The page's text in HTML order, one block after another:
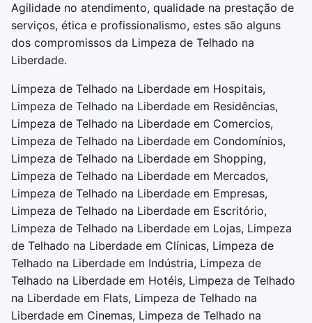
Agilidade no atendimento, qualidade na prestação de
serviços, ética e profissionalismo, estes são alguns
dos compromissos da Limpeza de Telhado na
Liberdade.
Limpeza de Telhado na Liberdade em Hospitais,
Limpeza de Telhado na Liberdade em Residências,
Limpeza de Telhado na Liberdade em Comercios,
Limpeza de Telhado na Liberdade em Condomínios,
Limpeza de Telhado na Liberdade em Shopping,
Limpeza de Telhado na Liberdade em Mercados,
Limpeza de Telhado na Liberdade em Empresas,
Limpeza de Telhado na Liberdade em Escritório,
Limpeza de Telhado na Liberdade em Lojas, Limpeza
de Telhado na Liberdade em Clínicas, Limpeza de
Telhado na Liberdade em Indústria, Limpeza de
Telhado na Liberdade em Hotéis, Limpeza de Telhado
na Liberdade em Flats, Limpeza de Telhado na
Liberdade em Cinemas, Limpeza de Telhado na